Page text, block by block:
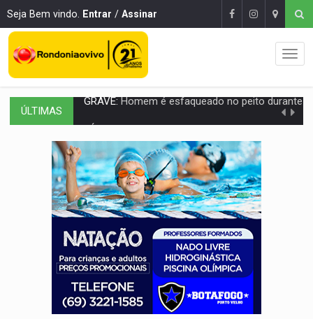
Seja Bem vindo. Entrar / Assinar
ÚLTIMAS Denarc e Receita Federal apreendem 12 kg de skunk e arma que
OPERAÇÃO DA PC:Membros do CV são presos com armas e drogas após
ENTRADA GRATUITA:Espetáculo As Marias Somos Nós será
VÍDEO:Três são presos após furto de motocicleta em frente
CELEBRAÇÃO: Cerejeiras completa 43 anos de emancipação com
SAÚDE:Anvisa desmente boato sobre presença de plástico ou
VÍDEO: Pitbulls fogem de residência e atacam casal de idosos
AÇÃO CONJUNTA:Forças policiais apreendem cerca de 1kg de